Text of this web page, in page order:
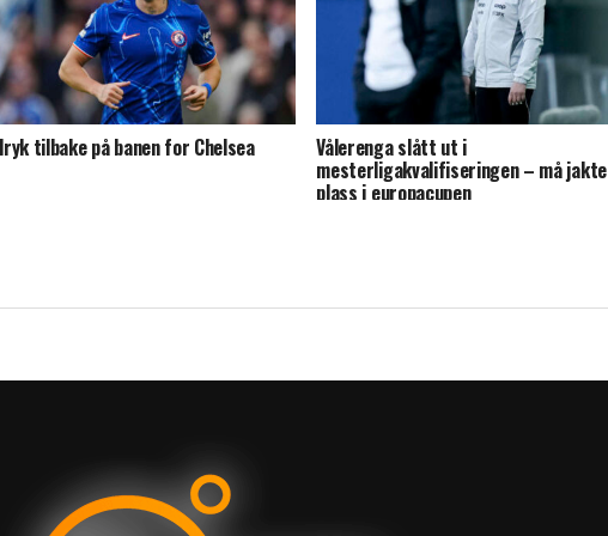
tilbake på banen for Chelsea Vålerenga slått ut i
mesterligakvalifiseringen – må jakte
plass i europacupen